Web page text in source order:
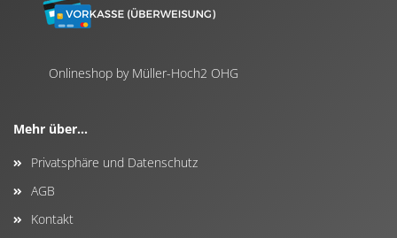
Onlineshop by Müller-Hoch2 OHG
Mehr über...
Privatsphäre und Datenschutz
AGB
Kontakt